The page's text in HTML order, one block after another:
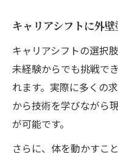
実
塗装職人は
は
外壁塗装で求
ツ
長く続けるた
外壁塗装職人
キャリアシフトに外
キャリアシフトの選択
未経験からでも挑戦で
れます。実際に多くの
から技術を学びながら
が可能です。
さらに、体を動かすこ